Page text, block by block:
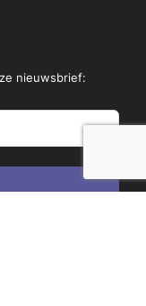
nieuwsbrief: